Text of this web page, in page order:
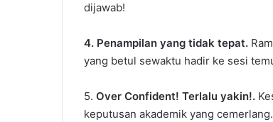
dijawab!
4. Penampilan yang tidak tepat.
yang betul sewaktu hadir ke sesi
5. Over Confident! Terlalu yakin!.
keputusan akademik yang cemerlang.